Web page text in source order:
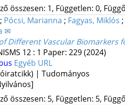
összesen: 1, Független: 0,
; Pócsi, Marianna ; Fagyas, Miklós ;
✉
Different Vascular Biomarkers
12: 1 Paper: 229(2024)
Egyéb URL
| Tudományos
összesen: 5, Független: 5,